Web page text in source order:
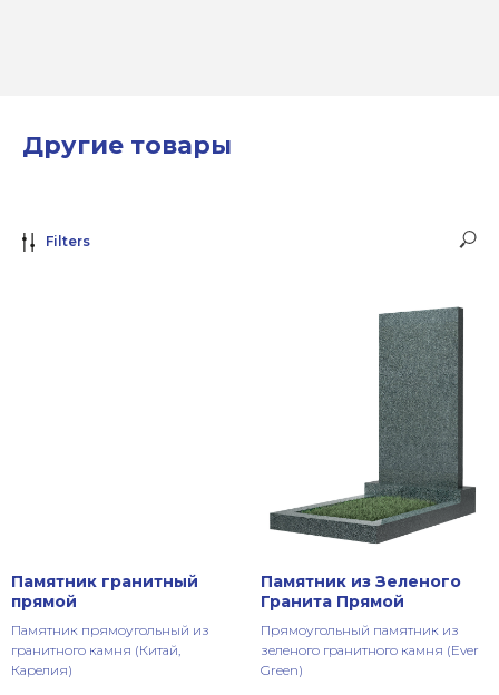
Другие товары
Filters
Памятник гранитный
прямой
Памятник прямоугольный из
гранитного камня (Китай,
Карелия)
Памятник из Зеленого
Гранита Прямой
Прямоугольный памятник из
зеленого гранитного камня (Ever
Green)